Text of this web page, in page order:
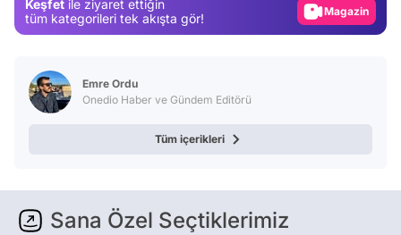
Keşfet ile ziyaret ettiğin
tüm kategorileri tek akışta gör!
Magazin
Emre Ordu
Onedio Haber ve Gündem Editörü
Tüm içerikleri
Sana Özel Seçtiklerimiz